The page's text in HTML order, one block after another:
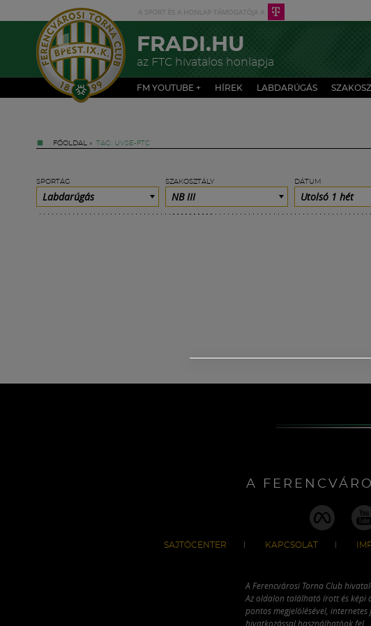
FRADI.HU
az FTC hivatalos honlapja
FM YOUTUBE + HÍREK LABDARÚGÁS
FŐOLDAL » TAG: UVSE-FTC
SPORTÁG
Labdarúgás
SZAKOSZTÁLY
NB III
DÁTUM
Utolsó 1 hét
A
SAJTÓCENTER KAPCSOLAT
A Ferencvárosi Torna Club
Az oldalon található írott és képi
pontos megjelölésével,
hivatkozással használhatóak fel.